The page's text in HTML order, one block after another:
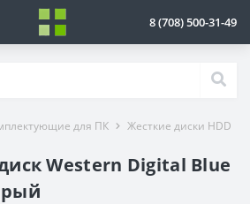
8 (708) 500-31-49
для ПК Жесткие диски HDD
Western Digital Blue